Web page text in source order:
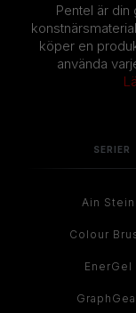
Pentel är
köper en
använda
SERIER
Ain Stein
Colour
EnerGel